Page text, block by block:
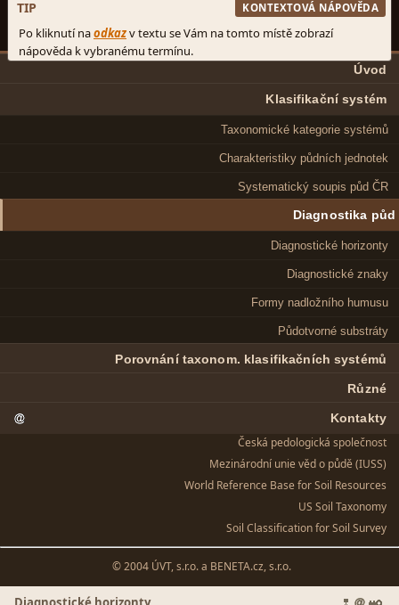
Úvod
Klasifikační systém
Taxonomické kategorie systémů
Charakteristiky půdních jednotek
Systematický soupis půd ČR
Diagnostika půd
Diagnostické horizonty
Diagnostické znaky
Formy nadložního humusu
Půdotvorné substráty
Porovnání taxonom. klasifikačních systémů
Různé
Kontakty
Česká pedologická společnost
Mezinárodní unie věd o půdě (IUSS)
World Reference Base for Soil Resources
US Soil Taxonomy
Soil Classification for Soil Survey
© 2004 ÚVT, s.r.o. a BENETA.cz, s.r.o.